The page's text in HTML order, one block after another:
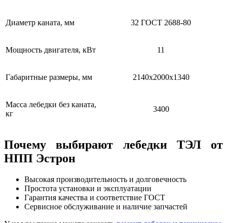
Диаметр каната, мм 32 ГОСТ 2688-80
Мощность двигателя, кВт 11
Габаритные размеры, мм 2140х2000х1340
Масса лебедки без каната,
кг
3400
Почему выбирают лебедки ТЭЛ от
НПП Эстрон
Высокая производительность и долговечность
Простота установки и эксплуатации
Гарантия качества и соответствие ГОСТ
Сервисное обслуживание и наличие запчастей